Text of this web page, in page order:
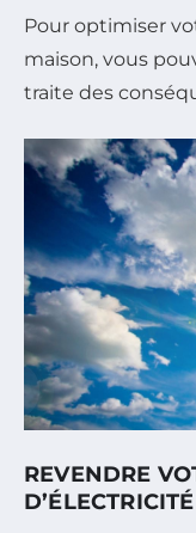
Pour optimiser
maison, vous
traite des
REVENDRE
D’ÉLECTRICITÉ